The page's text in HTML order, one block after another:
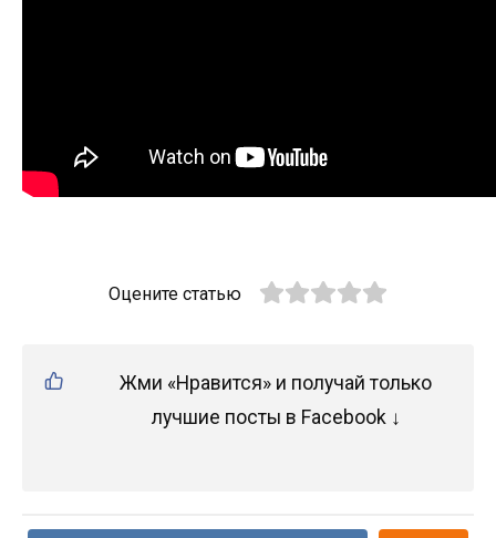
Оцените статью
Жми «Нравится» и получай только
лучшие посты в Facebook ↓